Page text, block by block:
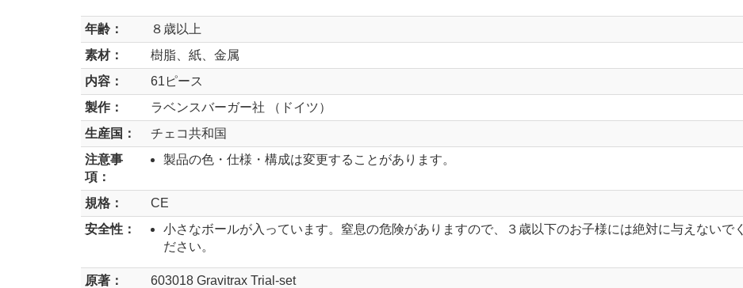
年齢：
８歳以上
素材：
樹脂、紙、金属
内容：
61ピース
製作：
ラベンスバーガー社 （ドイツ）
生産国：
チェコ共和国
注意事
項：
製品の色・仕様・構成は変更することがあります。
規格：
CE
安全性：
小さなボールが入っています。窒息の危険がありますので、３歳以下のお子様には絶対に与えないでく
ださい。
原著： 603018 Gravitrax Trial-set